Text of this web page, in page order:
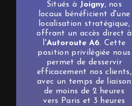
Situés à Joigny, nos
locaux bénéficient d'une
localisation stratégique,
offrant un accès direct à
l'Autoroute A6. Cette
position privilégiée nous
permet de desservir
efficacement nos clients,
avec un temps de liaison
de moins de 2 heures
vers Paris et 3 heures